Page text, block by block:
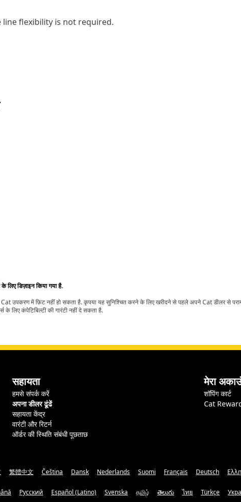
line flexibility is not required.
लिए डिज़ाइन किया गया है.
उपकरण में फ़िट नहीं हो सकता है. कृपया यह सुनिश्चित करने के लिए खरीदने से पहले अपने Cat डीलर से
लिए कंपेटिबिल्टी की गारंटी नहीं दे सकता है.
सहायता
हमसे संपर्क करें
अपना डीलर ढूंढें
सहायता केंद्र
वारंटी और रिटर्न
ऑर्डर की स्थिति संबंधी पूछताछ
मेरा
शॉपिंग कार्ट
Cat
繁體中文 Čeština Dansk Nederlands Suomi Français Deutsch
Русский Español (Latino) Svenska தமிழ் తెలుగు ไทย Türkçe